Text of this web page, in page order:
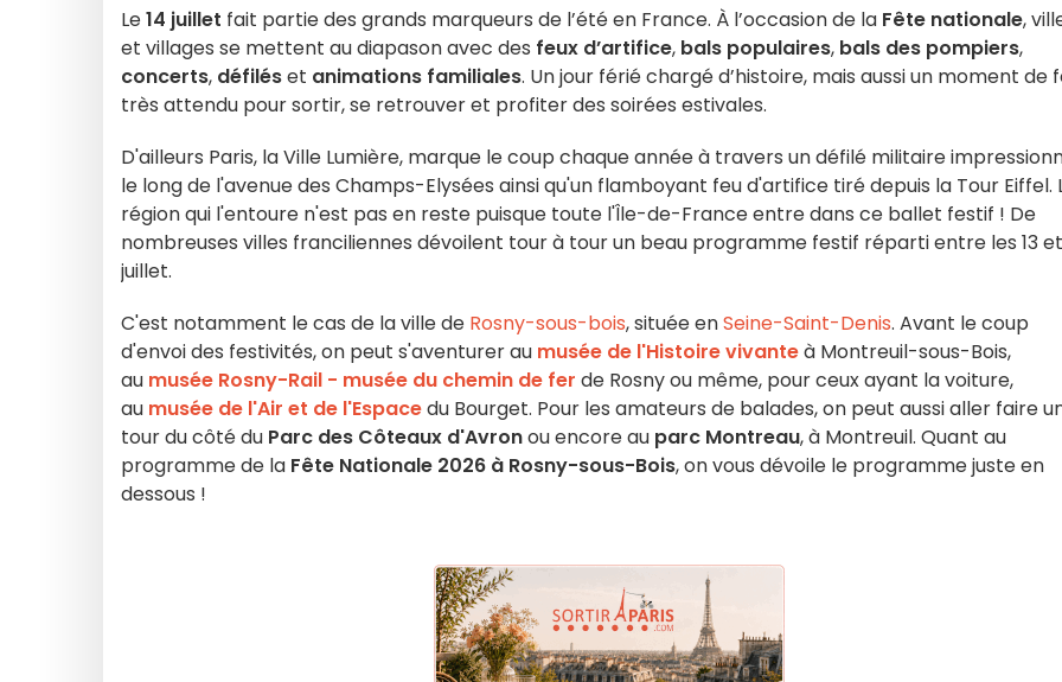
Le14 juillet fait partie des grands marqueurs de l’été en France. À l’occasion de la Fête nationale,
et villages se mettent au diapason avec des feux d’artifice, bals populaires, bals des pompiers,
concerts, défiléset animations familiales. Un jour férié chargé d’histoire, mais aussi un moment de
très attendu pour sortir, se retrouver et profiter des soirées estivales.
D'ailleurs Paris, la Ville Lumière, marque le coup chaque année à travers un défilé militaire
le long de l'avenue des Champs-Elysées ainsi qu'un flamboyant feu d'artifice tiré depuis la Tour Eiffel.
région qui l'entoure n'est pas en reste puisque toute l'Île-de-France entre dans ce ballet festif ! De
nombreuses villes franciliennes dévoilent tour à tour un beau programme festif réparti entre les 13
juillet.
C'est notamment le cas de la ville de Rosny-sous-bois, située enSeine-Saint-Denis. Avant le coup
d'envoi des festivités, on peut s'aventurer au musée de l'Histoire vivanteà Montreuil-sous-Bois,
au musée Rosny-Rail - musée du chemin de fer de Rosny ou même, pour ceux ayant la voiture,
au musée de l'Air et de l'Espacedu Bourget. Pour les amateurs de balades, on peut aussi aller faire
tour du côté du Parc des Côteaux d'Avronou encore au parc Montreau, à Montreuil. Quant au
programme de la Fête Nationale 2026 à Rosny-sous-Bois, on vous dévoile le programme juste en
dessous !